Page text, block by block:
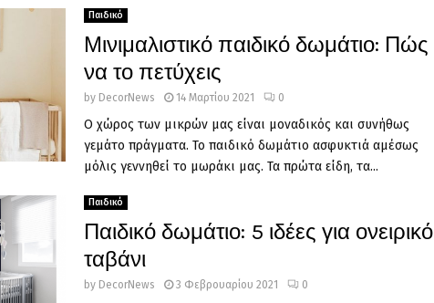
Παιδικό
Μινιμαλιστικό παιδικό δωμάτιο: Πώς
να το πετύχεις
by DecorNews 14 Μαρτίου 2021 0
Ο χώρος των μικρών μας είναι μοναδικός και συνήθως
γεμάτο πράγματα. Το παιδικό δωμάτιο ασφυκτιά αμέσως
μόλις γεννηθεί το μωράκι μας. Τα πρώτα είδη, τα...
Παιδικό
Παιδικό δωμάτιο: 5 ιδέες για ονειρικό
ταβάνι
by DecorNews 3 Φεβρουαρίου 2021 0